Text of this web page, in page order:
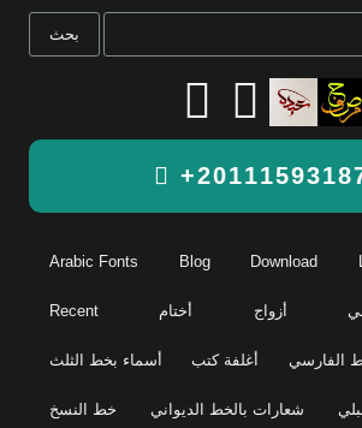
Arabic Fonts Blog Download
Recent أختام أزواج
أسماء بخط الثلث أغلفة كتب الفارسي
خط النسخ شعارات بالخط الديواني